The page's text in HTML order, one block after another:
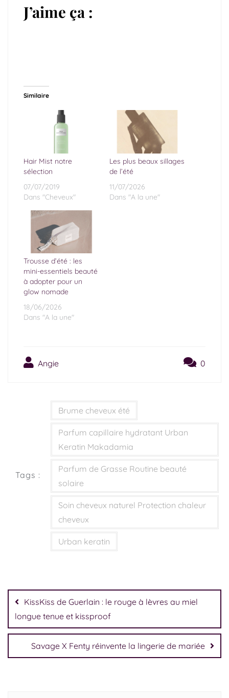
J’aime ça :
Similaire
Hair Mist notre
sélection
07/07/2019
Dans "Cheveux"
Les plus beaux sillages
de l’été
11/07/2026
Dans "A la une"
Trousse d’été : les
mini-essentiels beauté
à adopter pour un
glow nomade
18/06/2026
Dans "A la une"
Angie 0
Tags :
Brume cheveux été
Parfum capillaire hydratant ​Urban
Keratin Makadamia
​Parfum de Grasse ​Routine beauté
solaire
Soin cheveux naturel ​Protection chaleur
cheveux
Urban keratin
KissKiss de Guerlain : le rouge à lèvres au miel
longue tenue et kissproof
Savage X Fenty réinvente la lingerie de mariée